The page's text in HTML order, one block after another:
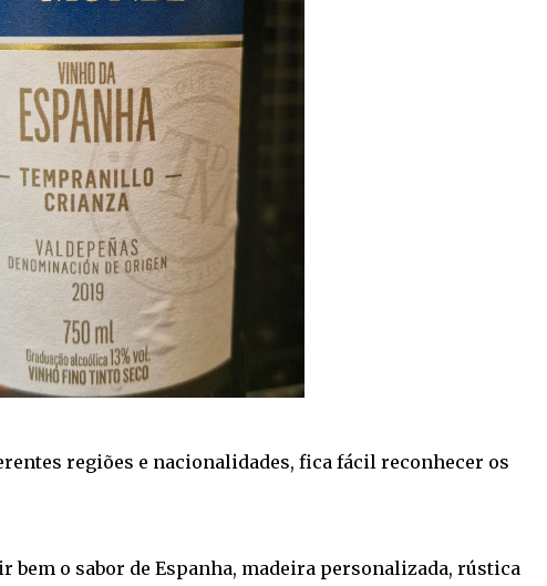
regiões e nacionalidades, fica fácil reconhecer os
bem o sabor de Espanha, madeira personalizada, rústica